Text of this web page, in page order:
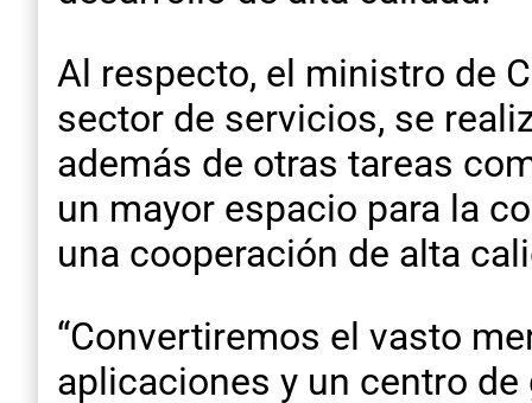
Al respecto, el ministro de
sector de servicios, se
además de otras tareas
un mayor espacio para la
una cooperación de alta
“Convertiremos el vasto
aplicaciones y un centro de